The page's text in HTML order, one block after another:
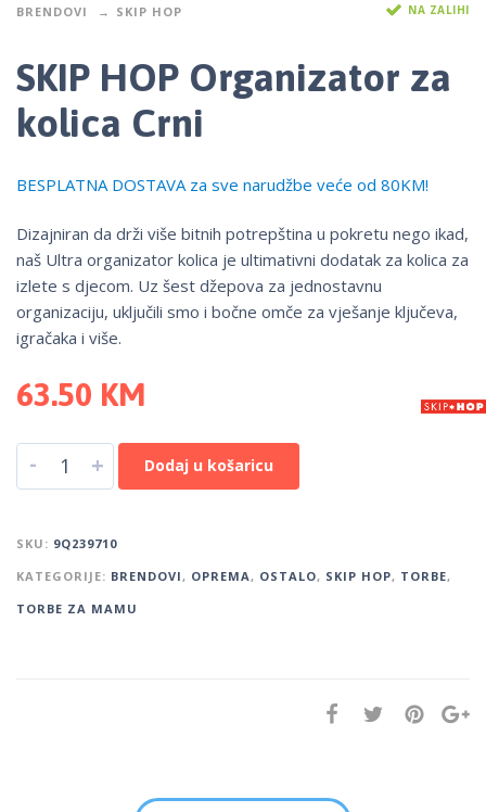
BRENDOVI SKIP HOP NA ZALIHI
SKIP HOP Organizator za
kolica Crni
BESPLATNA DOSTAVA za sve narudžbe veće od 80KM!
Dizajniran da drži više bitnih potrepština u pokretu nego ikad,
naš Ultra organizator kolica je ultimativni dodatak za kolica za
izlete s djecom. Uz šest džepova za jednostavnu
organizaciju, uključili smo i bočne omče za vješanje ključeva,
igračaka i više.
63.50 KM
- + Dodaj u košaricu
SKU: 9Q239710
KATEGORIJE: BRENDOVI, OPREMA, OSTALO, SKIP HOP, TORBE,
TORBE ZA MAMU